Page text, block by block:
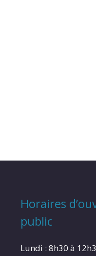
Horaires
public
Lundi : 8h30 à